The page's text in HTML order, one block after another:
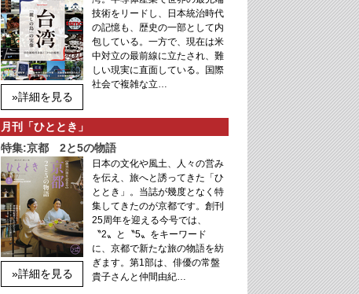
»詳細を見る
技術をリードし、日本統治時代
の記憶も、歴史の一部として内
包している。一方で、現在は米
中対立の最前線に立たされ、難
しい現実に直面している。国際
社会で複雑な立…
月刊「ひととき」
特集:京都 2と5の物語
»詳細を見る
日本の文化や風土、人々の営み
を伝え、旅へと誘ってきた「ひ
ととき」。当誌が幾度となく特
集してきたのが京都です。創刊
25周年を迎える今号では、
〝2〟と〝5〟をキーワード
に、京都で新たな旅の物語を紡
ぎます。第1部は、俳優の常盤
貴子さんと仲間由紀…